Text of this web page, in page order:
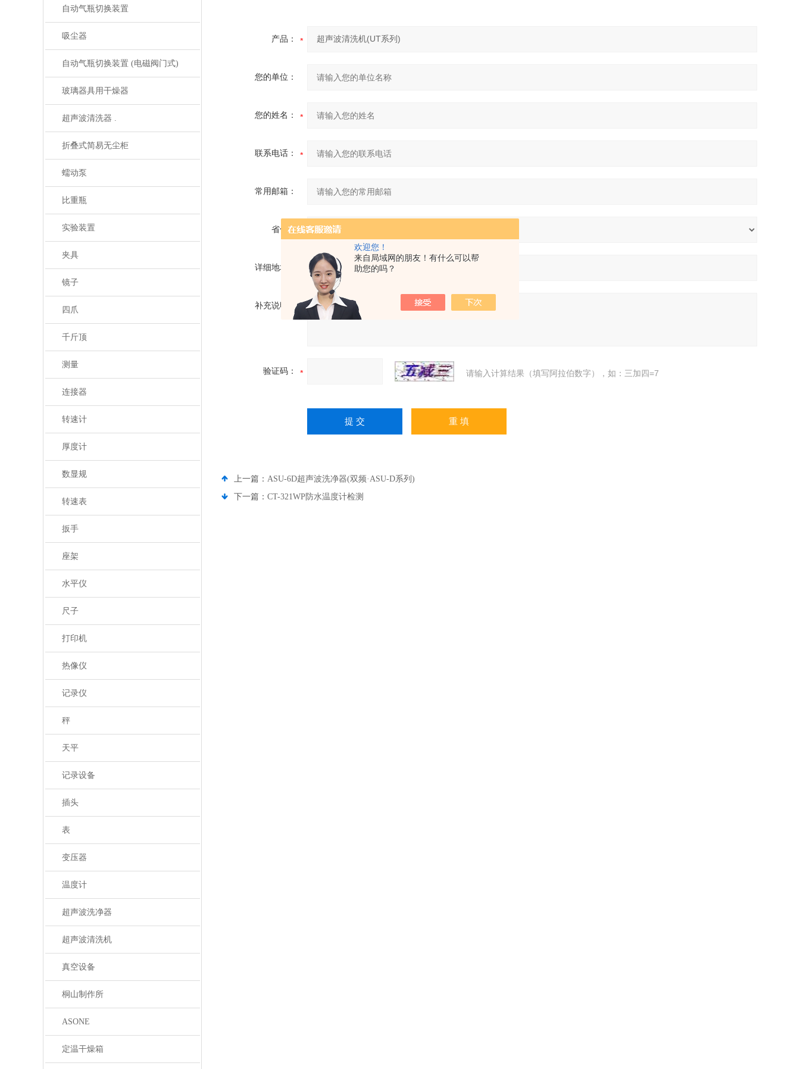
欢迎您！
来自局域网的朋友！有什么可以帮
助您的吗？
自动气瓶切换装置
吸尘器
自动气瓶切换装置 (电磁阀门式)
玻璃器具用干燥器
超声波清洗器 .
折叠式简易无尘柜
蠕动泵
比重瓶
实验装置
夹具
镜子
四爪
千斤顶
测量
连接器
转速计
厚度计
数显规
转速表
扳手
座架
水平仪
尺子
打印机
热像仪
记录仪
秤
天平
记录设备
插头
表
变压器
温度计
超声波洗净器
超声波清洗机
真空设备
桐山制作所
ASONE
定温干燥箱
产品：
您的单位：
您的姓名：
联系电话：
常用邮箱：
省份：
详细地址：
补充说明：
验证码： 请输入计算结果（填写阿拉伯数字），如：三加四=7
上一篇： ASU-6D超声波洗净器(双频·ASU-D系列)
下一篇： CT-321WP防水温度计检测